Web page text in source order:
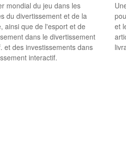
mondial du jeu dans les
du divertissement et de la
ainsi que de l'esport et de
dans le divertissement
et des investissements dans
interactif.
et